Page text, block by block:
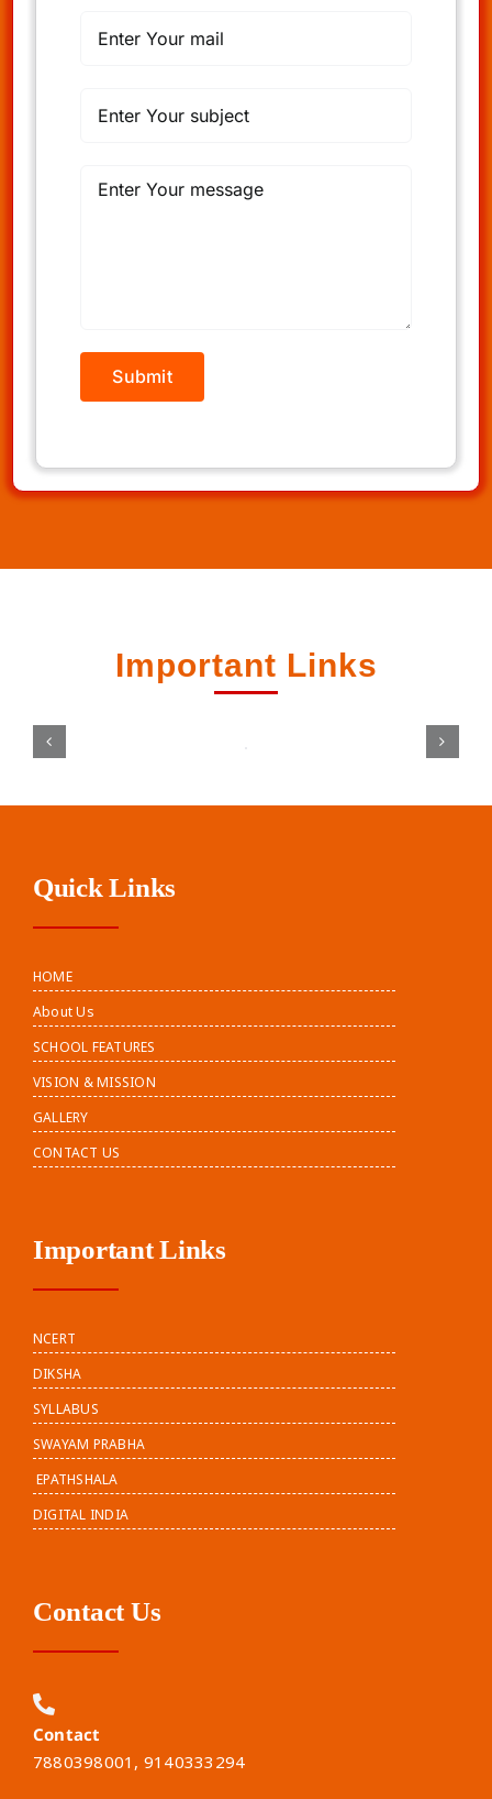
Important Links
Quick Links
HOME
About Us
SCHOOL FEATURES
VISION & MISSION
GALLERY
CONTACT US
Important Links
NCERT
DIKSHA
SYLLABUS
SWAYAM PRABHA
EPATHSHALA
DIGITAL INDIA
Contact Us
Contact
7880398001, 9140333294